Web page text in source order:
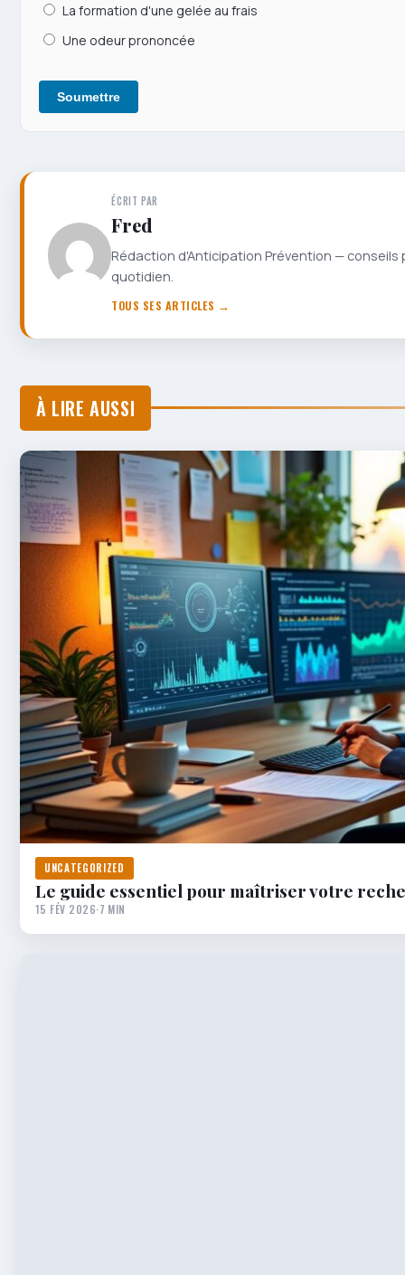
La formation d'une gelée au frais
Une odeur prononcée
Soumettre
ÉCRIT PAR
Fred
Rédaction d'Anticipation Prévention —
quotidien.
TOUS SES ARTICLES →
À LIRE AUSSI
UNCATEGORIZED
Le guide essentiel pour maîtriser votre
15 FÉV 2026·7 MIN